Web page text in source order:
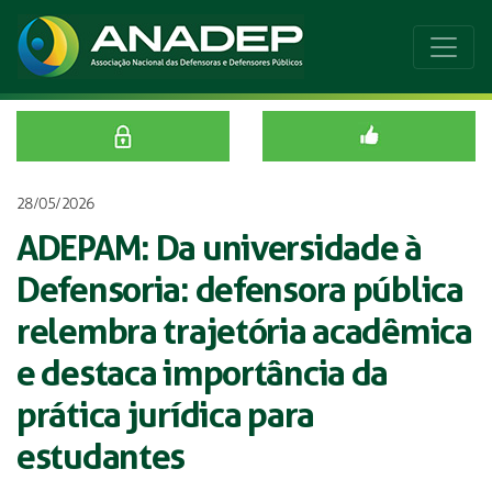
28/05/2026
ADEPAM: Da universidade à
Defensoria: defensora pública
relembra trajetória acadêmica
e destaca importância da
prática jurídica para
estudantes